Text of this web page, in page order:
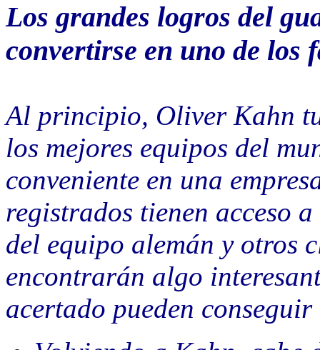
Los grandes logros del
convertirse en uno de los
Al principio, Oliver Kahn
los mejores equipos del
conveniente en una
registrados tienen acceso a
del equipo alemán y otros
encontrarán algo
acertado pueden